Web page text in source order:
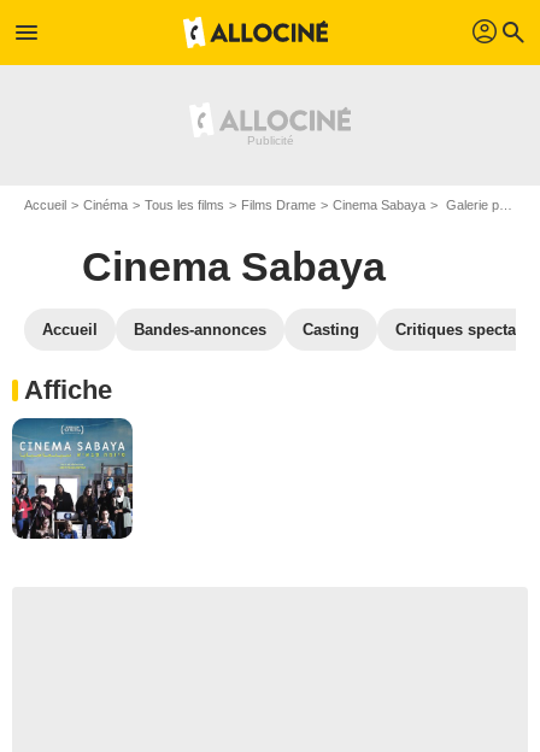
menu profil search
Accueil Cinéma Tous les films Films Drame Cinema Sabaya Galerie photos du film Cinema Sabaya
Cinema Sabaya
Accueil Bandes-annonces Casting Critiques
Affiche